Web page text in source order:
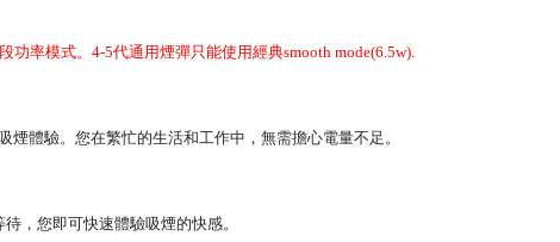
率模式。4-5代通用煙彈只能使用經典smooth mode(6.5w).
體驗。您在繁忙的生活和工作中，無需擔心電量不足。
，您即可快速體驗吸煙的快感。